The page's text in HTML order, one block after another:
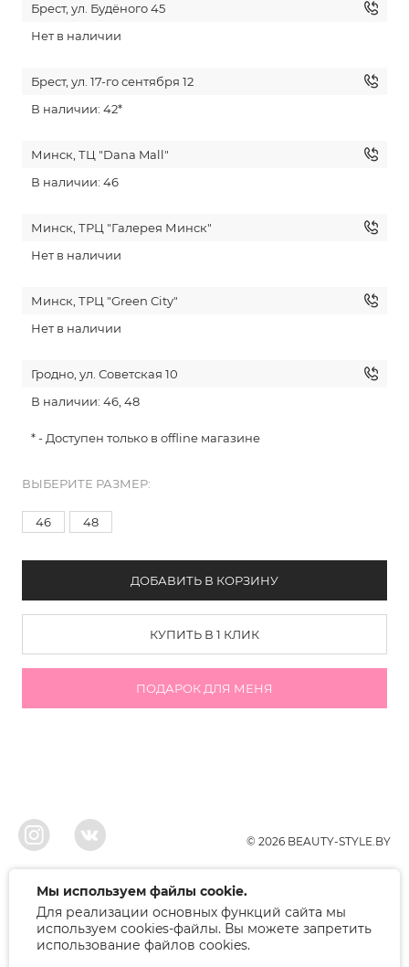
Брест, ул. Будёного 45
Нет в наличии
Брест, ул. 17-го сентября 12
В наличии: 42*
Минск, ТЦ "Dana Mall"
В наличии: 46
Минск, ТРЦ "Галерея Минск"
Нет в наличии
Минск, ТРЦ "Green City"
Нет в наличии
Гродно, ул. Советская 10
В наличии: 46, 48
* - Доступен только в offline магазине
ВЫБЕРИТЕ РАЗМЕР:
46 48
ДОБАВИТЬ В КОРЗИНУ
КУПИТЬ В 1 КЛИК
ПОДАРОК ДЛЯ МЕНЯ
© 2026 BEAUTY-STYLE.BY
ООО"БЬЮТИ", УНП 291022671, Свидельство о регистрации 05.10.2010
Брестским районым исполнительным комитетом. Регистрация в торговом
реестре 12.01.2018, номер 402445.
Беларусь, Брест, ул. Лейтенанта Рябцева 75
Режим работы: 9.00-17.00. Контакт: +375 (33) 379-10-80
Мы используем файлы cookie.
Для реализации основных функций сайта мы
используем cookies-файлы. Вы можете запретить
использование файлов cookies.